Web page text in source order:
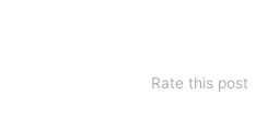
Rate this post